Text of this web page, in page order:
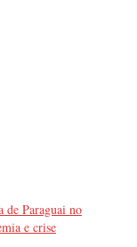
Paraguai no
e crise